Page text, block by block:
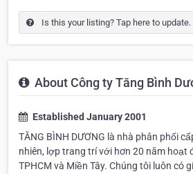
Is this your listing? Tap here to update.
About Công ty Tăng Bình
Established January 2001
TĂNG BÌNH DƯƠNG là nhà phân phối
nhiên, lợp trang trí với hơn 20 năm hoạt
TPHCM và Miền Tây. Chúng tôi luôn có